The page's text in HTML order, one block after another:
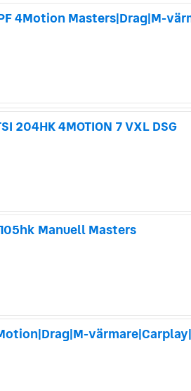
204HK 4MOTION 7 VXL DSG
Manuell Masters